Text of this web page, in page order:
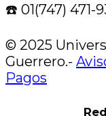
☎️ 01(747) 471-
© 2025
Guerrero.-
Pagos